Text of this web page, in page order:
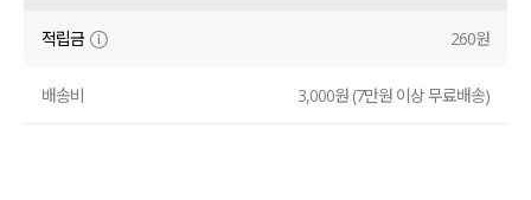
원피스
니트
적립금 260원
배송비 3,000원 (7만원 이상 무료배송)